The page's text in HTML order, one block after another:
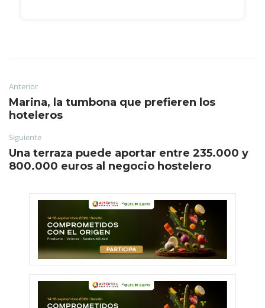
Anterior
Marina, la tumbona que prefieren los
hoteleros
Siguiente
Una terraza puede aportar entre 235.000 y
800.000 euros al negocio hostelero